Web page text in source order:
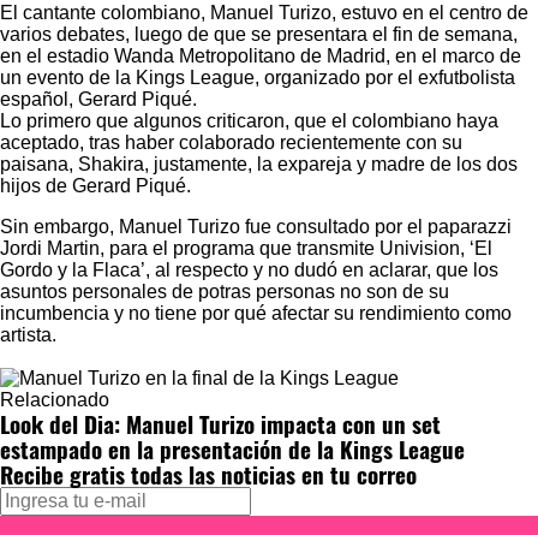
El cantante colombiano, Manuel Turizo, estuvo en el centro de
varios debates, luego de que se presentara el fin de semana,
en el estadio Wanda Metropolitano de Madrid, en el marco de
un evento de la Kings League, organizado por el exfutbolista
español, Gerard Piqué.
Lo primero que algunos criticaron, que el colombiano haya
aceptado, tras haber colaborado recientemente con su
paisana, Shakira, justamente, la expareja y madre de los dos
hijos de Gerard Piqué.
Sin embargo, Manuel Turizo fue consultado por el paparazzi
Jordi Martin, para el programa que transmite Univision, ‘El
Gordo y la Flaca’, al respecto y no dudó en aclarar, que los
asuntos personales de potras personas no son de su
incumbencia y no tiene por qué afectar su rendimiento como
artista.
Relacionado
Look del Dia: Manuel Turizo impacta con un set
estampado en la presentación de la Kings League
Recibe gratis todas las noticias en tu correo